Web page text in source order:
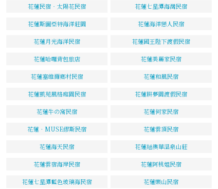
花蓮民宿‧太陽花民宿 花蓮七星潭海灣民宿
花蓮斯圖亞特海洋莊園 花蓮海洋戀人民宿
花蓮月光海洋民宿 花蓮國王陛下渡假民宿
花蓮哈囉背包旅店 花蓮美麗家民宿
花蓮塞維爾鄉村民宿 花蓮和風民宿
花蓮凱苑風格庭園民宿 花蓮耕夢園渡假民宿
花蓮牛の窩民宿 花蓮何家民宿
花蓮‧MUSE繆斯民宿 花蓮雲頂民宿
花蓮海天民宿 花蓮紐澳華溫泉山莊
花蓮雲宿海岸民宿 花蓮阿桃姐民宿
花蓮七星潭藍色玻璃海民宿 花蓮樂山民宿